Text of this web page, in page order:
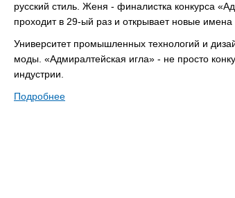
русский стиль. Женя - финалистка конкурса
проходит в 29-ый раз и открывает новые
Университет промышленных технологий и
моды. «Адмиралтейская игла» - не просто
индустрии.
Подробнее